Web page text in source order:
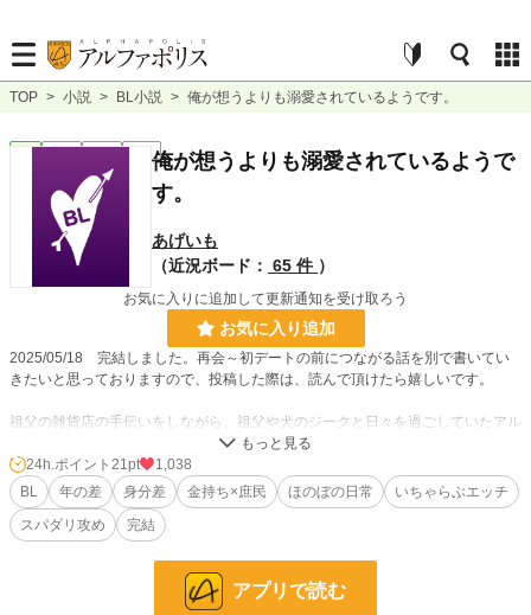
TOP > 小説 > BL小説 > 俺が想うよりも溺愛されているようです。
BL 完結 短編
俺が想うよりも溺愛されているようで
す。
あげいも
（近況ボード： 65 件 ）
お気に入りに追加して更新通知を受け取ろう
お気に入り追加
2025/05/18 完結しました。再会～初デートの前につながる話を別で書いてい
きたいと思っておりますので、投稿した際は、読んで頂けたら嬉しいです。
祖父の雑貨店の手伝いをしながら、祖父や犬のジークと日々を過ごしていたアル
たまに事件も起きるけれど、毎日をのんびりと過ごしていたのだが、ある日、雑
貨店に訪れた人物によってがらりと変わることになる。
ベーレンドルフ財閥と言えば、誰もが知る大財閥。その総帥の肩書を持つ彼──
とある事件をきっかけに知り合い、恋人同士になった二人のお話。
24h.ポイント 21pt
1,038
BL
年の差 身分差 金持ち×庶民 ほのぼの日常
いちゃらぶエッチ
スパダリ攻め
完結
アプリで読む